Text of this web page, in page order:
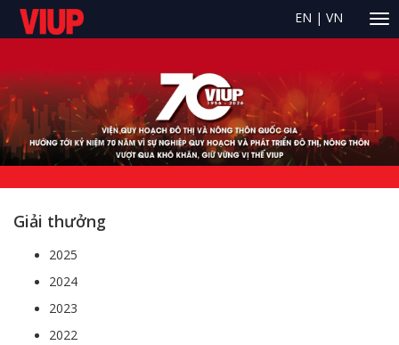
EN | VN
Giải thưởng
2025
2024
2023
2022